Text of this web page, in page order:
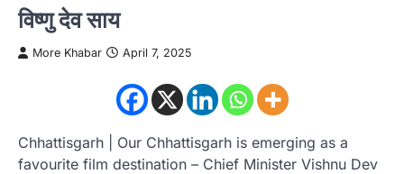
विष्णु देव साय
More Khabar April 7, 2025
Chhattisgarh | Our Chhattisgarh is emerging as a
favourite film destination – Chief Minister Vishnu Dev